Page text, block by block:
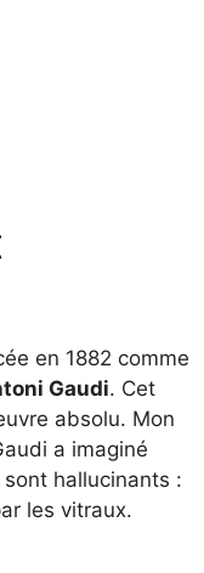
en 1882 comme
Gaudi. Cet
absolu. Mon
a imaginé
hallucinants :
les vitraux.